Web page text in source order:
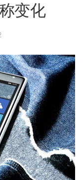
变化